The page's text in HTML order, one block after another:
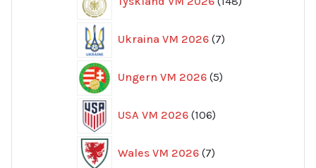
produkter
Ukraina VM 2026 7
produkter
Ungern VM 2026 5
produkter
USA VM 2026 106
produkter
Wales VM 2026 7
produkter